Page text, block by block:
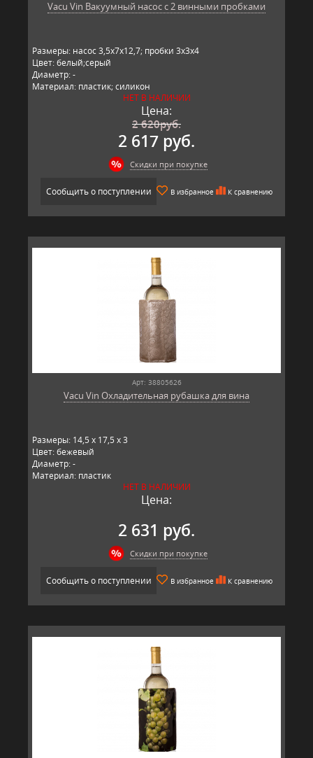
Vacu Vin Вакуумный насос с 2 винными пробками
Размеры: насос 3,5x7x12,7; пробки 3x3x4
Цвет: белый;серый
Диаметр: -
Материал: пластик; силикон
Производитель: Vacu Vin, Нидерланды
НЕТ В НАЛИЧИИ
Цена:
2 620руб.
2 617 руб.
Скидки при покупке
Сообщить о поступлении В избранное К сравнению
Арт: 38805626
Vacu Vin Охладительная рубашка для вина
Размеры: 14,5 x 17,5 x 3
Цвет: бежевый
Диаметр: -
Материал: пластик
Производитель: Vacu Vin, Нидерланды
НЕТ В НАЛИЧИИ
Цена:
2 631 руб.
Скидки при покупке
Сообщить о поступлении В избранное К сравнению